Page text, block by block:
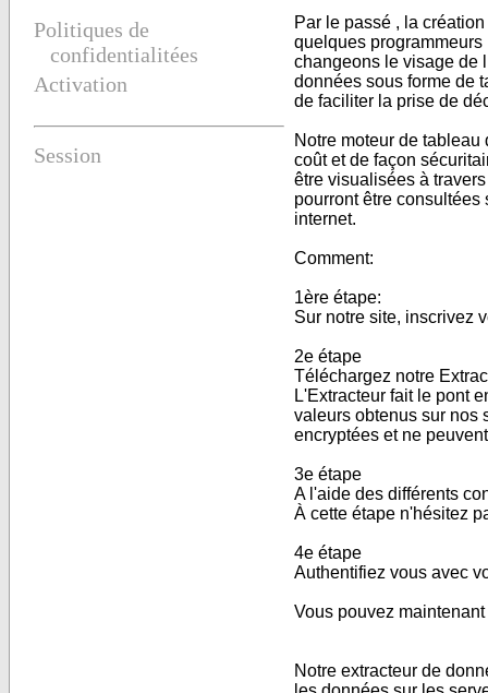
Politiques de
confidentialitées
Activation
Session
Par le passé , la
quelques
changeons le visage de
données sous forme de
de faciliter la prise de
Notre moteur de
coût et de façon
être visualisées à
pourront être consultées
internet.
Comment:
1ère étape:
Sur notre site, inscrivez
2e étape
Téléchargez notre
L'Extracteur fait le pont
valeurs obtenus sur nos
encryptées et ne
3e étape
A l'aide des différents
À cette étape n'hésitez
4e étape
Authentifiez vous avec
Vous pouvez
Notre extracteur de